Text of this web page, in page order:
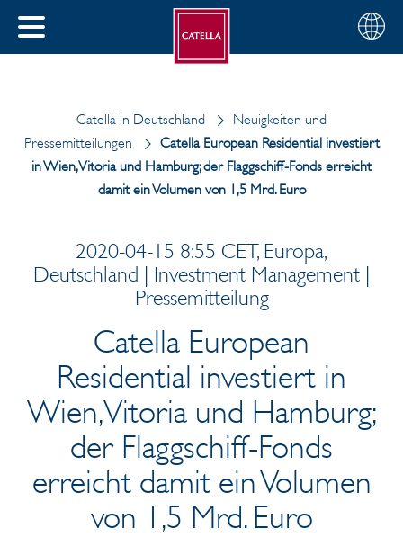
SCHLIESSEN
Wählen
Sie
Deutsch
Catella in Deutschland
Neuigkeiten und
Pressemitteilungen
Catella European Residential investiert
in Wien, Vitoria und Hamburg; der Flaggschiff-Fonds erreicht
damit ein Volumen von 1,5 Mrd. Euro
2020-04-15 8:55 CET, Europa,
Deutschland | Investment Management |
Pressemitteilung
Catella European
Residential investiert in
Wien, Vitoria und Hamburg;
der Flaggschiff-Fonds
erreicht damit ein Volumen
von 1,5 Mrd. Euro